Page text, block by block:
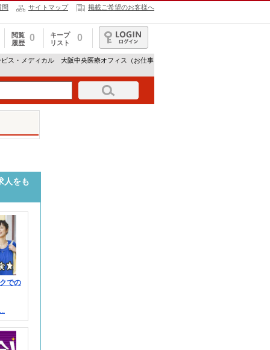
問 サイトマップ 掲載ご希望のお客様へ
閲覧
履歴
0
キープ
リスト
0
ログイン
ビス・メディカル 大阪中央医療オフィス（お仕事
人をも
での